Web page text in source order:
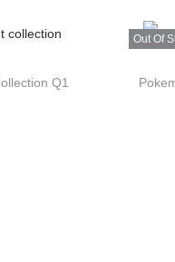
Q1
Out Of